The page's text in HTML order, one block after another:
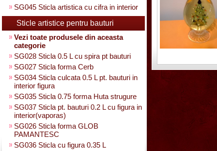
SG045 Sticla artistica cu cifra in interior
Sticle artistice pentru bauturi
Vezi toate produsele din aceasta
categorie
SG028 Sticla 0.5 L cu spira pt bauturi
SG027 Sticla forma Cerb
SG034 Sticla culcata 0.5 L pt. bauturi in
interior figura
SG035 Sticla 0.75 forma Huta strugure
SG037 Sticla pt. bauturi 0.2 L cu figura in
interior(vaporas)
SG026 Sticla forma GLOB
PAMANTESC
SG036 Sticla cu figura 0.35 L